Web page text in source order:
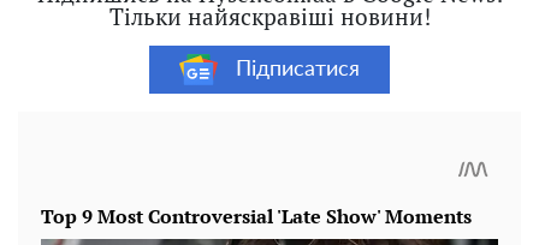
Тільки найяскравіші новини!
Підписатися